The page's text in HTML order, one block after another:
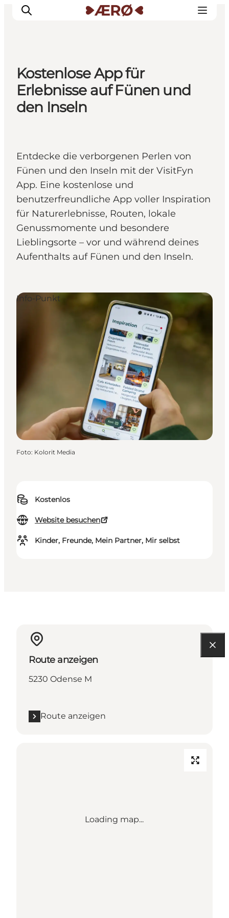
Unterkünfte
Essen
Erleben
Kostenlose App für
Erlebnisse auf Fünen und
den Inseln
Entdecke die verborgenen Perlen von
Fünen und den Inseln mit der VisitFyn
App. Eine kostenlose und
benutzerfreundliche App voller Inspiration
für Naturerlebnisse, Routen, lokale
Genussmomente und besondere
Lieblingsorte – vor und während deines
Aufenthalts auf Fünen und den Inseln.
Kostenlos
Website besuchen
Kinder, Freunde, Mein Partner, Mir selbst
Info-Punkt
Foto: Kolorit Media
Route anzeigen
5230 Odense M
Route anzeigen
Loading map...